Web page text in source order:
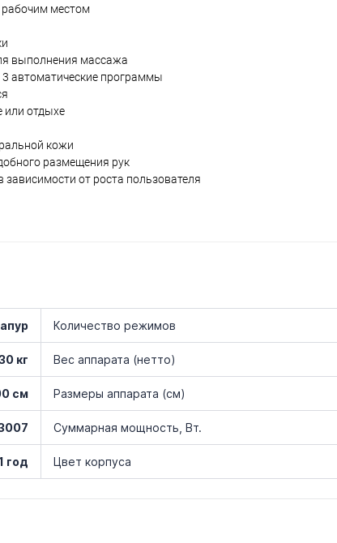
рабочим местом
выполнения массажа
автоматические программы
или отдыхе
кожи
размещения рук
от роста пользователя
Количество режимов
кг Вес аппарата (нетто)
см Размеры аппарата (см)
Суммарная мощность, Вт.
год Цвет корпуса